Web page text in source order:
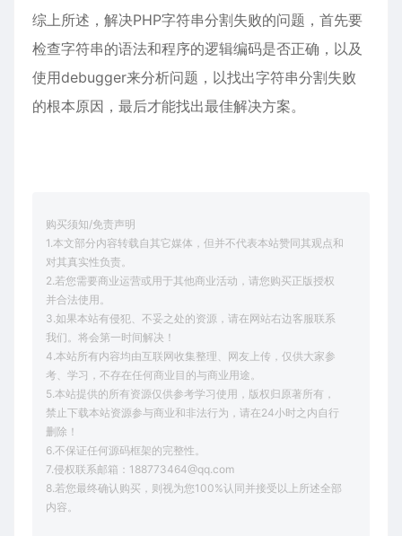
综上所述，解决PHP字符串分割失败的问题，首先要
检查字符串的语法和程序的逻辑编码是否正确，以及
使用debugger来分析问题，以找出字符串分割失败
的根本原因，最后才能找出最佳解决方案。
购买须知/免责声明
1.本文部分内容转载自其它媒体，但并不代表本站赞同其观点和
对其真实性负责。
2.若您需要商业运营或用于其他商业活动，请您购买正版授权
并合法使用。
3.如果本站有侵犯、不妥之处的资源，请在网站右边客服联系
我们。将会第一时间解决！
4.本站所有内容均由互联网收集整理、网友上传，仅供大家参
考、学习，不存在任何商业目的与商业用途。
5.本站提供的所有资源仅供参考学习使用，版权归原著所有，
禁止下载本站资源参与商业和非法行为，请在24小时之内自行
删除！
6.不保证任何源码框架的完整性。
7.侵权联系邮箱：188773464@qq.com
8.若您最终确认购买，则视为您100%认同并接受以上所述全部
内容。